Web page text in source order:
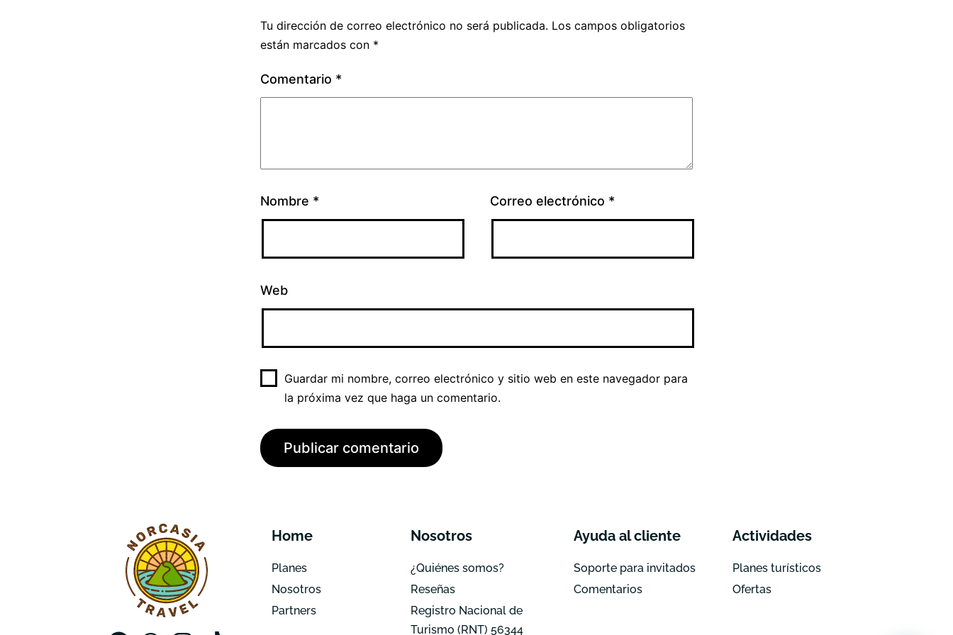
Tu dirección de correo electrónico no será publicada. Los campos obligatorios
están marcados con *
Comentario *
Nombre * Correo electrónico *
Web
Guardar mi nombre, correo electrónico y sitio web en este navegador para
la próxima vez que haga un comentario.
Home
Planes
Nosotros
Partners
Nosotros
¿Quiénes somos?
Reseñas
Registro Nacional de
Turismo (RNT) 56344
Ayuda al cliente
Soporte para invitados
Comentarios
Actividades
Planes turísticos
Ofertas